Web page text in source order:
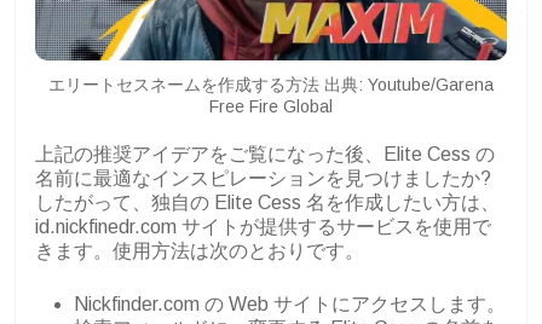
エリートセスネームを作成する方法 出典: Youtube/Garena
Free Fire Global
上記の推奨アイデアをご覧になった後、Elite Cess の
名前に最適なインスピレーションを見つけましたか?
したがって、独自の Elite Cess 名を作成したい方は、
id.nickfinedr.com サイトが提供するサービスを使用で
きます。使用方法は次のとおりです。
Nickfinder.com の Web サイトにアクセスします。